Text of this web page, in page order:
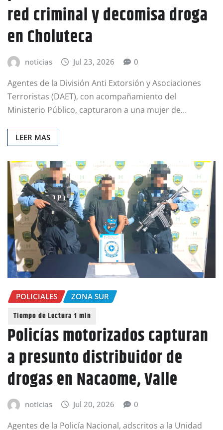
red criminal y decomisa droga
en Choluteca
noticias Jul 23, 2026 0
Agentes de la División Anti Extorsión y Asociaciones
Terroristas (DAET), con acompañamiento del
Ministerio Público, capturaron a una mujer de…
LEER MAS
POLICIALES ZONA SUR
Policías motorizados capturan
a presunto distribuidor de
drogas en Nacaome, Valle
noticias Jul 20, 2026 0
Agentes de la Policía Nacional, adscritos a la Unidad